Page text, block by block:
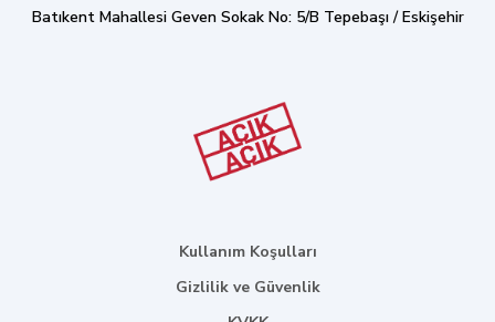
Batıkent Mahallesi Geven Sokak No: 5/B Tepebaşı / Eskişehir
Kullanım Koşulları
Gizlilik ve Güvenlik